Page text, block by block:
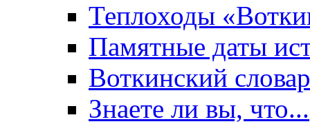
Теплоходы
Памятные даты
Воткинский
Знаете ли вы, что...